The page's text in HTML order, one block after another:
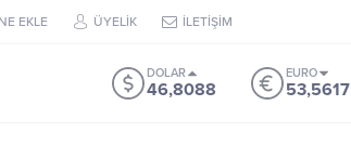
EKLE ÜYELİK İLETİŞİM
DOLAR
46,8088
EURO
53,5617